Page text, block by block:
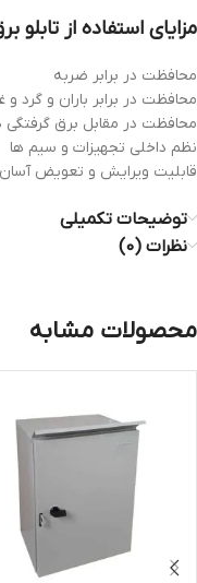
مزایای استفاده از تابلو
محافظت در برابر ضربه
محافظت در برابر باران و گرد و
محافظت در مقابل برق گرفتگی
نظم داخلی تجهیزات و سیم ها
قابلیت ویرایش و تعویض
توضیحات تکمیلی
نظرات (0)
محصولات مشابه